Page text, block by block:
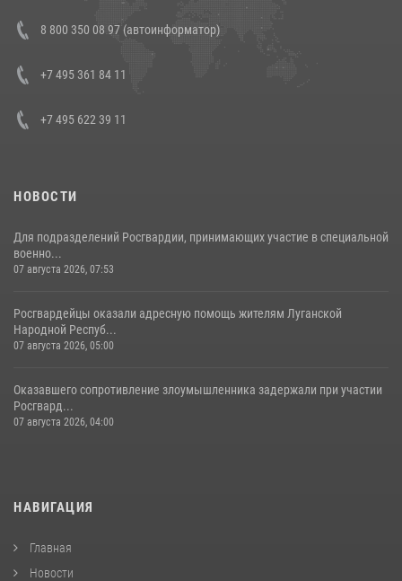
В Росгвардии прошла военно-научная конференция по обобщению
боевого опыта
8 800 350 08 97 (автоинформатор)
+7 495 361 84 11
+7 495 622 39 11
НОВОСТИ
Для подразделений Росгвардии, принимающих участие в специальной
военно...
07 августа 2026, 07:53
Росгвардейцы оказали адресную помощь жителям Луганской
Народной Респуб...
07 августа 2026, 05:00
Оказавшего сопротивление злоумышленника задержали при участии
Росгвард...
07 августа 2026, 04:00
НАВИГАЦИЯ
Главная
Новости